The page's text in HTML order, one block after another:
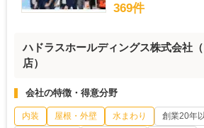
369件
ハドラスホールディングス株式会社
店）
会社の特徴・得意分野
内装 屋根・外壁 水まわり 創業20年